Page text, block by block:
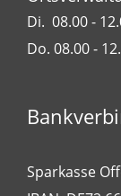
Di. 08.00 -
Do. 08.00 -
Sparkasse